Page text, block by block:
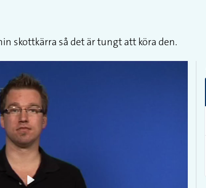
skottkärra så det är tungt att köra den.